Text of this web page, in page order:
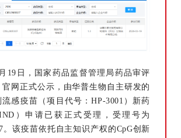
19日，国家药品监督管理局药品审评
官网正式公示，由华普生物自主研发的
流感疫苗（项目代号：HP-3001）新药
）申请已获正式受理，受理号为
。该疫苗依托自主知识产权的CpG创新